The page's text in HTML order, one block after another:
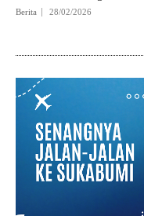
Berita 28/02/2026